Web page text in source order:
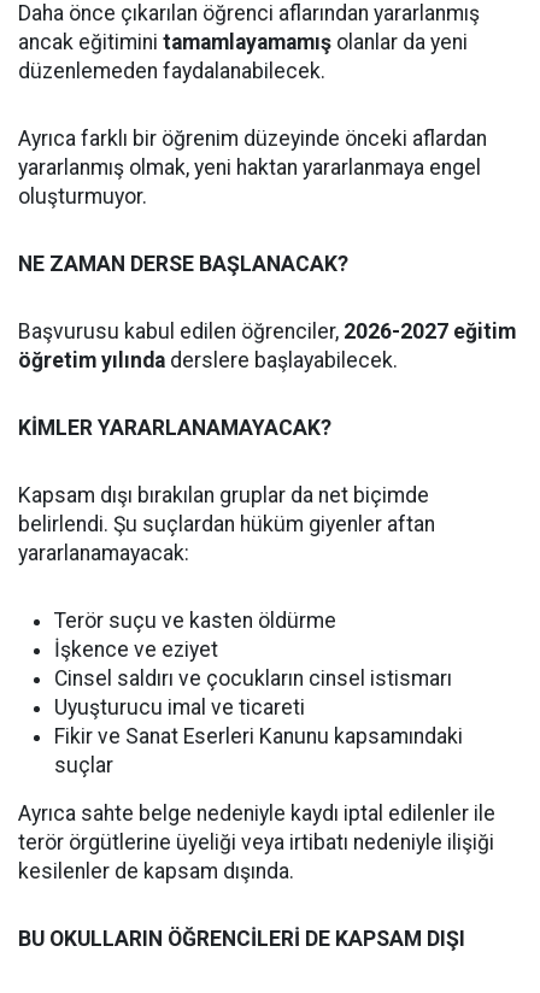
Daha önce çıkarılan öğrenci aflarından yararlanmış
ancak eğitimini tamamlayamamış olanlar da yeni
düzenlemeden faydalanabilecek.
Ayrıca farklı bir öğrenim düzeyinde önceki aflardan
yararlanmış olmak, yeni haktan yararlanmaya engel
oluşturmuyor.
NE ZAMAN DERSE BAŞLANACAK?
Başvurusu kabul edilen öğrenciler, 2026-2027 eğitim
öğretim yılında derslere başlayabilecek.
KİMLER YARARLANAMAYACAK?
Kapsam dışı bırakılan gruplar da net biçimde
belirlendi. Şu suçlardan hüküm giyenler aftan
yararlanamayacak:
Terör suçu ve kasten öldürme
İşkence ve eziyet
Cinsel saldırı ve çocukların cinsel istismarı
Uyuşturucu imal ve ticareti
Fikir ve Sanat Eserleri Kanunu kapsamındaki
suçlar
Ayrıca sahte belge nedeniyle kaydı iptal edilenler ile
terör örgütlerine üyeliği veya irtibatı nedeniyle ilişiği
kesilenler de kapsam dışında.
BU OKULLARIN ÖĞRENCİLERİ DE KAPSAM DIŞI